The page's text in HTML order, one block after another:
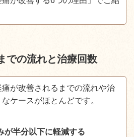
での流れと治療回数
が改善されるまでの流れや治
ケースがほとんどです。
が半分以下に軽減する